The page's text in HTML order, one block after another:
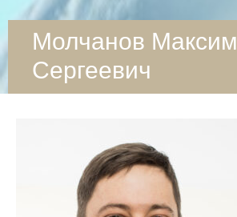
Молчанов Максим
Сергеевич